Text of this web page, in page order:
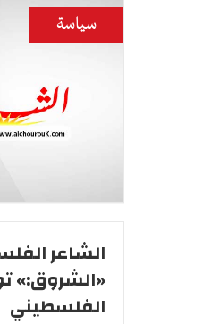
سياسة
الشاعر
«الشروق:»
الفلسطيني